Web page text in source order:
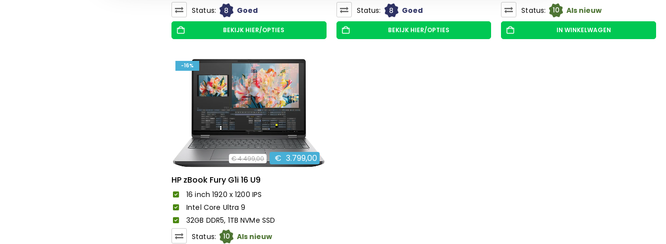
Status:
8 Goed
BEKIJK HIER/OPTIES
Status:
8 Goed
BEKIJK HIER/OPTIES
Status:
10 Als nieuw
IN WINKELWAGEN
-16%
€4.499,00 € 3.799,00
HP zBook Fury G1i 16 U9
16 inch 1920 x 1200 IPS
Intel Core Ultra 9
32GB DDR5, 1TB NVMe SSD
Status:
10 Als nieuw